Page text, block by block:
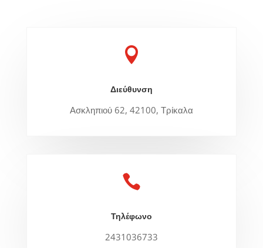

Διεύθυνση
Ασκληπιού 62, 42100, Τρίκαλα

Τηλέφωνο
2431036733